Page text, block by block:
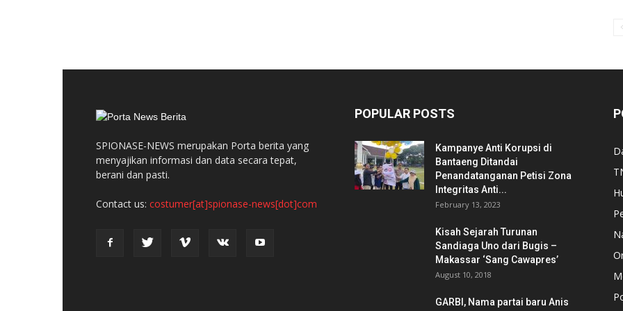
SPIONASE-NEWS merupakan Porta berita yang
menyajikan informasi dan data secara tepat,
berani dan pasti.
Contact us: costumer[at]spionase-news[dot]com
POPULAR POSTS
Kampanye Anti Korupsi di
Bantaeng Ditandai
Penandatanganan Petisi Zona
Integritas Anti...
February 13, 2023
Kisah Sejarah Turunan
Sandiaga Uno dari Bugis –
Makassar ‘Sang Cawapres’
August 10, 2018
GARBI, Nama partai baru Anis